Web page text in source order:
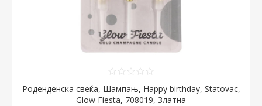
Роденденска свеќа, Шампањ, Happy birthday, Statovac,
Glow Fiesta, 708019, Златна